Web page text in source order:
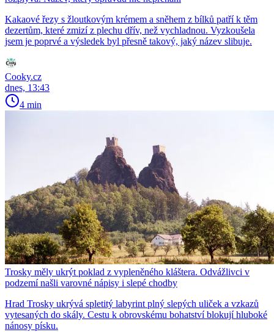
Kakaové řezy s žloutkovým krémem a sněhem z bílků patří k těm
dezertům, které zmizí z plechu dřív, než vychladnou. Vyzkoušela
jsem je poprvé a výsledek byl přesně takový, jaký název slibuje.
Cooky.cz
dnes, 13:43
4 min
Trosky měly ukrýt poklad z vypleněného kláštera. Odvážlivci v
podzemí našli varovné nápisy i slepé chodby
Hrad Trosky ukrývá spletitý labyrint plný slepých uliček a vzkazů
vytesaných do skály. Cestu k obrovskému bohatství blokují hluboké
nánosy písku.